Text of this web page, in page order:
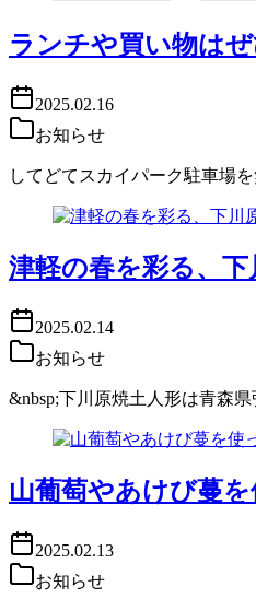
ランチや買い物はぜ
2025.02.16
お知らせ
してどてスカイパーク駐車場
津軽の春を彩る、
2025.02.14
お知らせ
&nbsp;下川原焼土人形は青森
山葡萄やあけび蔓
2025.02.13
お知らせ